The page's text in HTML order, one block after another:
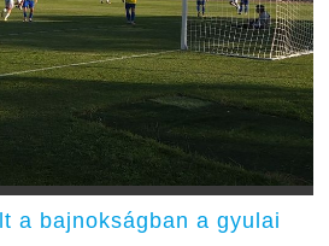
a bajnokságban a gyulai